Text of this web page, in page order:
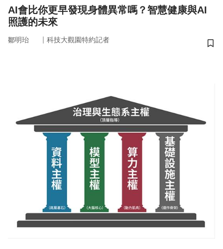
AI會比你更早發現身體異常嗎？智慧健康與AI
照護的未來
鄒明珆 ｜ 科技大觀園特約記者
儲